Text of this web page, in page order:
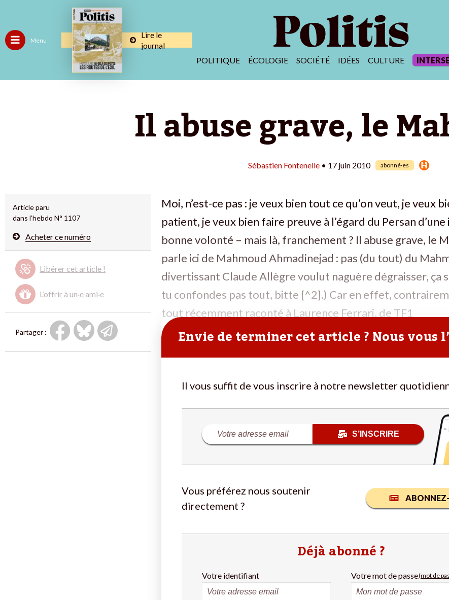
Menu
Lire le
journal
POLITIQUE
ÉCOLOGIE SOCIÉTÉ IDÉES CULTURE
Il abuse grave, le
Sébastien Fontenelle • 17 juin 2010 abonné·es
Article paru
dans l’hebdo N° 1107
Acheter ce numéro
Libérer cet article !
L’offrir à un·e ami·e
Partager :
Moi, n’est-ce pas : je veux bien tout ce qu’on veut, je veux
patient, je veux bien faire preuve à l’égard du Persan
bonne volonté – mais là, franchement ? Il abuse grave, le
parle ici de Mahmoud Ahmadinejad : pas (du tout) du
divertissant Claude Allègre voulut naguère dégraisser, ça
tu confondes pas tout, bitte [^2].) Car en effet,
tout récemment raconté à Laurence Ferrari, de TF1
Envie de terminer cet article ? Nous vous
Il vous suffit de vous inscrire à notre newsletter
S’INSCRIRE
Vous préférez nous soutenir
directement ?
Déjà abonné ?
Votre identifiant Votre mot de passe(mot de